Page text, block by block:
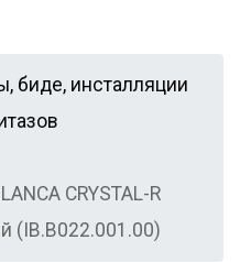
биде, инсталляции
CRYSTAL-R
(IB.B022.001.00)